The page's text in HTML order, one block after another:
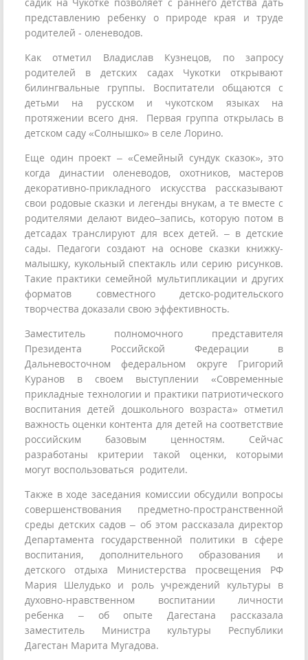
представлению ребенку о природе края и труде
родителей - оленеводов.
Как отметил Владислав Кузнецов, по запросу
родителей в детских садах Чукотки открывают
билингвальные группы. Воспитатели общаются с
детьми на русском и чукотском языках на
протяжении всего дня. Первая группа открылась в
детском саду «Солнышко» в селе Лорино.
Еще один проект – «Семейный сундук сказок», это
когда династии оленеводов, охотников, мастеров
декоративно-прикладного искусства рассказывают
свои родовые сказки и легенды внукам, а те вместе с
родителями делают видео–запись, которую потом в
детсадах транслируют для всех детей. – в детские
сады. Педагоги создают на основе сказки книжку-
малышку, кукольный спектакль или серию рисунков.
Такие практики семейной мультипликации и других
форматов совместного детско-родительского
творчества доказали свою эффективность.
Заместитель полномочного представителя
Президента Российской Федерации в
Дальневосточном федеральном округе Григорий
Куранов в своем выступлении «Современные
прикладные технологии и практики патриотического
воспитания детей дошкольного возраста» отметил
важность оценки контента для детей на соответствие
российским базовым ценностям. Сейчас
разработаны критерии такой оценки, которыми
могут воспользоваться родители.
Также в ходе заседания комиссии обсудили вопросы
совершенствования предметно-пространственной
среды детских садов – об этом рассказала директор
Департамента государственной политики в сфере
воспитания, дополнительного образования и
детского отдыха Министерства просвещения РФ
Мария Шелудько и роль учреждений культуры в
духовно-нравственном воспитании личности
ребенка – об опыте Дагестана рассказала
заместитель Министра культуры Республики
Дагестан Марита Мугадова.